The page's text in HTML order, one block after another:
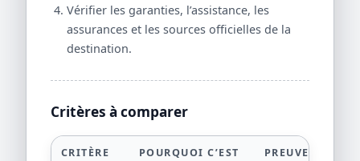
Vérifier les garanties, l’assistance, les
assurances et les sources officielles de la
destination.
Critères à comparer
CRITÈRE
POURQUOI C’EST
PREUVE À